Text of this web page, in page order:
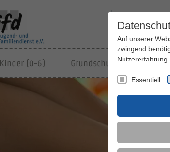
Kinder (0-6) Grundschulkinder
Auf unserer
zwingend
Nutzererfahrung
Essentiell